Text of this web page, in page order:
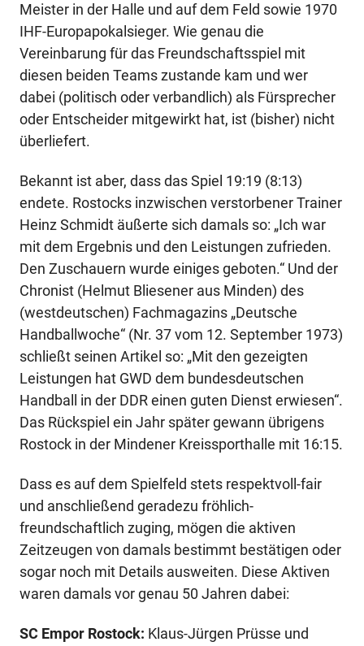
Meister in der Halle und auf dem Feld sowie 1970
IHF-Europapokalsieger. Wie genau die
Vereinbarung für das Freundschaftsspiel mit
diesen beiden Teams zustande kam und wer
dabei (politisch oder verbandlich) als Fürsprecher
oder Entscheider mitgewirkt hat, ist (bisher) nicht
überliefert.
Bekannt ist aber, dass das Spiel 19:19 (8:13)
endete. Rostocks inzwischen verstorbener Trainer
Heinz Schmidt äußerte sich damals so: „Ich war
mit dem Ergebnis und den Leistungen zufrieden.
Den Zuschauern wurde einiges geboten.“ Und der
Chronist (Helmut Bliesener aus Minden) des
(westdeutschen) Fachmagazins „Deutsche
Handballwoche“ (Nr. 37 vom 12. September 1973)
schließt seinen Artikel so: „Mit den gezeigten
Leistungen hat GWD dem bundesdeutschen
Handball in der DDR einen guten Dienst erwiesen“.
Das Rückspiel ein Jahr später gewann übrigens
Rostock in der Mindener Kreissporthalle mit 16:15.
Dass es auf dem Spielfeld stets respektvoll-fair
und anschließend geradezu fröhlich-
freundschaftlich zuging, mögen die aktiven
Zeitzeugen von damals bestimmt bestätigen oder
sogar noch mit Details ausweiten. Diese Aktiven
waren damals vor genau 50 Jahren dabei:
SC Empor Rostock: Klaus-Jürgen Prüsse und